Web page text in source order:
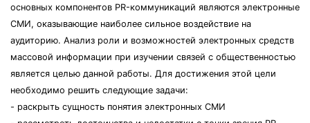
основных компонентов PR-коммуникаций являются электронные
СМИ, оказывающие наиболее сильное воздействие на
аудиторию. Анализ роли и возможностей электронных средств
массовой информации при изучении связей с общественностью
является целью данной работы. Для достижения этой цели
необходимо решить следующие задачи:
- раскрыть сущность понятия электронных СМИ